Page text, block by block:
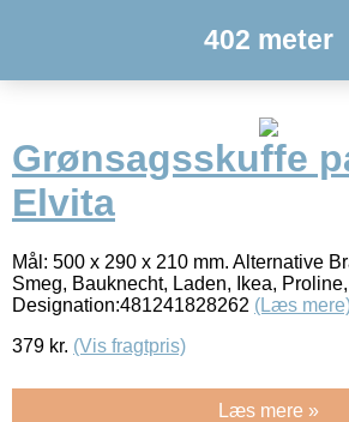
402 meter
Grønsagsskuffe
Elvita
Mål: 500 x 290 x 210 mm. Alternative
Smeg, Bauknecht, Laden, Ikea,
Designation:481241828262 (Læs
379 kr. (Vis fragtpris)
Læs mere »